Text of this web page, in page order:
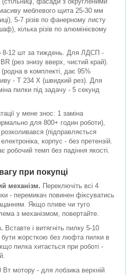
меблевого щита 25-30 мм
5-7 різів по фанерному листу
кілька різів по алюмінієвому
8-12 шт за тиждень. Для ЛДСП -
(рез знизу вверх, чистий край).
в комплекті, дає 95%
- T 234 X (швидкий рез). Для
пилки під задачу - 5 секунд
у мене знос: 1 заміна
для 800+ годин роботи),
(підправляється
корпус - без претензій.
робочий темп без падіння якості.
при покупці
механізм. Переключіть всі 4
- перемикач повинен фіксуватись
Якщо пливе чи туго
з механізмом, повертайте.
Вставте і витягніть пилку 5-10
бути жорсткою без люфта пилки в
пилка хитається при роботі -
Вт мотору - для лобзика верхній